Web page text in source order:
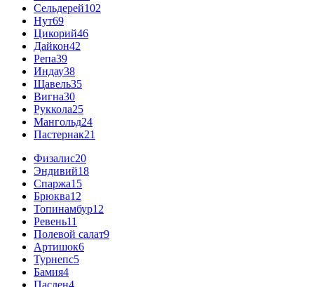
Сельдерей102
Нут69
Цикорий46
Дайкон42
Репа39
Индау38
Щавель35
Вигна30
Руккола25
Мангольд24
Пастернак21
Физалис20
Эндивий18
Спаржа15
Брюква12
Топинамбур12
Ревень11
Полевой салат9
Артишок6
Турнепс5
Бамия4